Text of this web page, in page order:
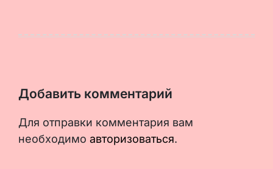
Добавить комментарий
Для отправки комментария вам
необходимо авторизоваться.